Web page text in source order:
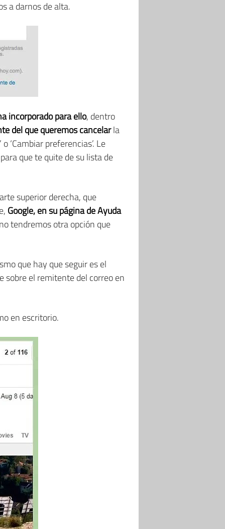
a darnos de alta.
incorporado para ello, dentro
del que queremos cancelarla
‘Cambiar preferencias’. Le
que te quite de su lista de
superior derecha, que
Google, en su página de Ayuda
tendremos otra opción que
que hay que seguir es el
sobre el remitente del correo en
en escritorio.